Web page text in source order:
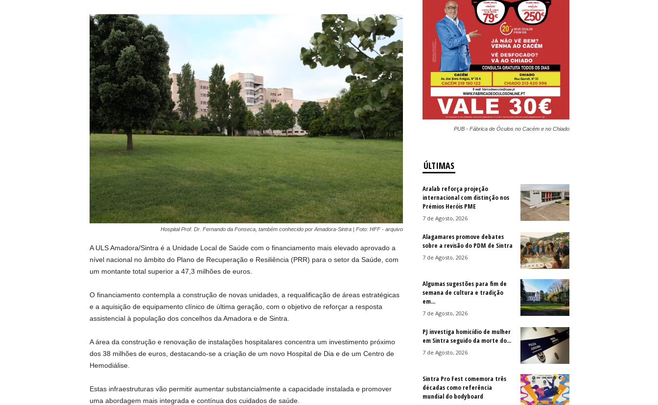
Hospital Prof. Dr. Fernando da Fonseca, também conhecido por Amadora-Sintra | Foto: HFF - arquivo
A ULS Amadora/Sintra é a Unidade Local de Saúde com o financiamento mais elevado aprovado a
nível nacional no âmbito do Plano de Recuperação e Resiliência (PRR) para o setor da Saúde, com
um montante total superior a 47,3 milhões de euros.
O financiamento contempla a construção de novas unidades, a requalificação de áreas estratégicas
e a aquisição de equipamento clínico de última geração, com o objetivo de reforçar a resposta
assistencial à população dos concelhos da Amadora e de Sintra.
A área da construção e renovação de instalações hospitalares concentra um investimento próximo
dos 38 milhões de euros, destacando-se a criação de um novo Hospital de Dia e de um Centro de
Hemodiálise.
Estas infraestruturas vão permitir aumentar substancialmente a capacidade instalada e promover
uma abordagem mais integrada e contínua dos cuidados de saúde.
PUB - Fábrica de Óculos no Cacém e no Chiado
ÚLTIMAS
Aralab reforça projeção
internacional com distinção nos
Prémios Heróis PME
7 de Agosto, 2026
Alagamares promove debates
sobre a revisão do PDM de Sintra
7 de Agosto, 2026
Algumas sugestões para fim de
semana de cultura e tradição
em...
7 de Agosto, 2026
PJ investiga homicídio de mulher
em Sintra seguido da morte do...
7 de Agosto, 2026
Sintra Pro Fest comemora três
décadas como referência
mundial do bodyboard